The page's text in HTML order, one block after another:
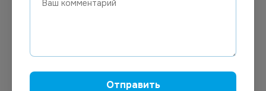
120Х280М
белая
Отправить